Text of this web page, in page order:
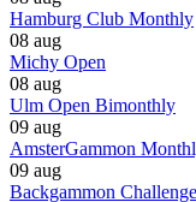
Hamburg Club Monthly
08 aug
Michy Open
08 aug
Ulm Open Bimonthly
09 aug
AmsterGammon
09 aug
Backgammon